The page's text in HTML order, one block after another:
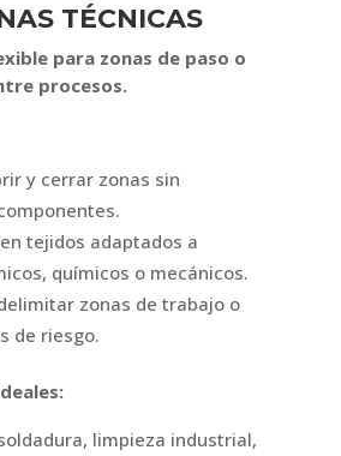
TÉCNICAS
para zonas de paso o
procesos.
y cerrar zonas sin
tejidos adaptados a
químicos o mecánicos.
zonas de trabajo o
de riesgo.
limpieza industrial,